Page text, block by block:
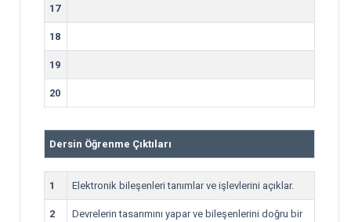
17
18
19
20
Dersin Öğrenme Çıktıları
1 Elektronik bileşenleri tanımlar ve işlevlerini açıklar.
2
Devrelerin tasarımını yapar ve bileşenlerini doğru bir